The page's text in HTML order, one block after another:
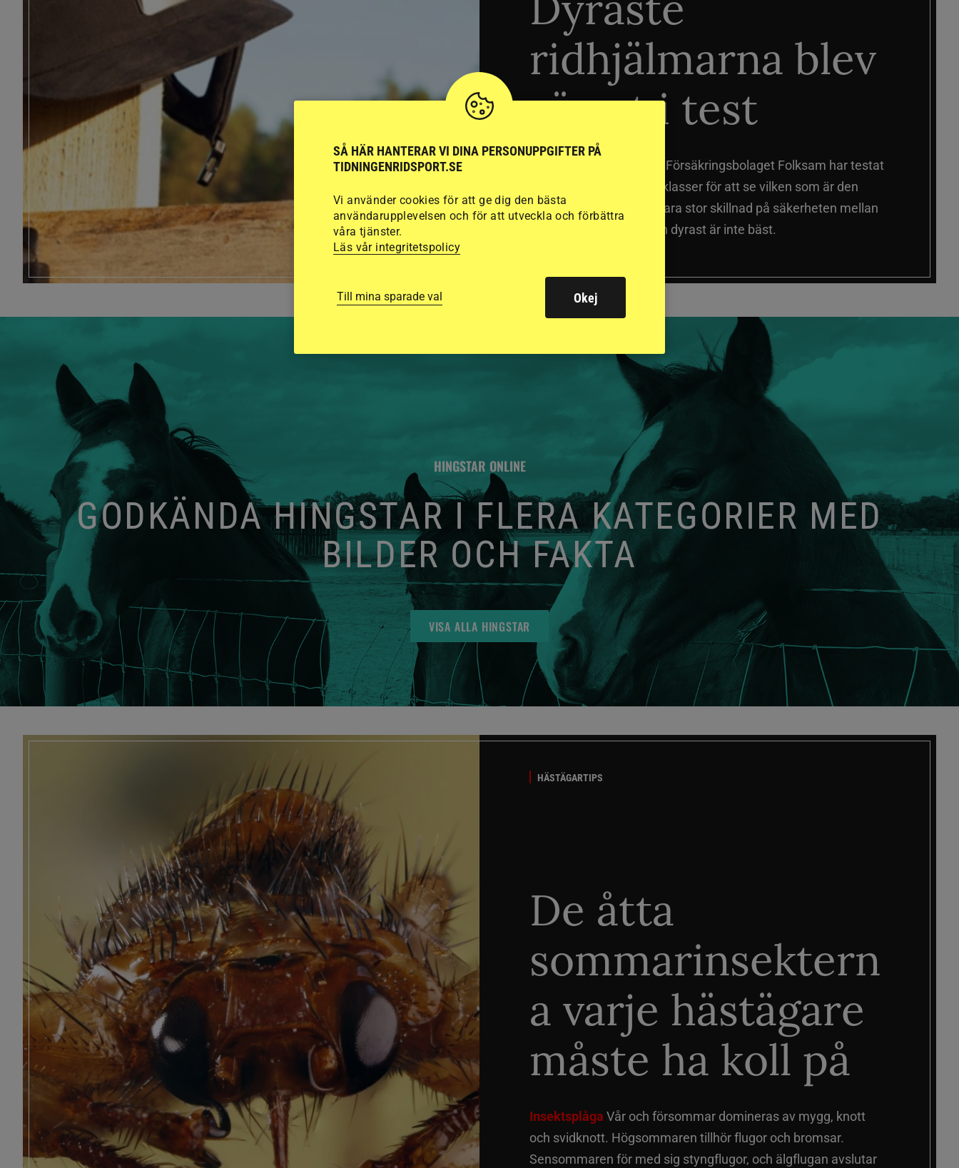
ridhjälmarna blev
sämst i test
Försäkringsbolaget Folksam har testat
15 ridhjälmar i olika prisklasser för att se vilken som är den
säkraste. Det visar sig vara stor skillnad på säkerheten mellan
de olika hjälmarna – och dyrast är inte bäst.
HINGSTAR ONLINE
GODKÄNDA HINGSTAR I FLERA KATEGORIER MED
BILDER OCH FAKTA
VISA ALLA HINGSTAR
HÄSTÄGARTIPS
De åtta
sommarinsektern
a varje hästägare
måste ha koll på
Insektsplåga Vår och försommar domineras av mygg, knott
och svidknott. Högsommaren tillhör flugor och bromsar.
Sensommaren för med sig styngflugor, och älgflugan avslutar
SÅ HÄR HANTERAR VI DINA PERSONUPPGIFTER PÅ
TIDNINGENRIDSPORT.SE
Vi använder cookies för att ge dig den bästa
användarupplevelsen och för att utveckla och förbättra
våra tjänster.
Läs vår integritetspolicy
Till mina sparade val Okej